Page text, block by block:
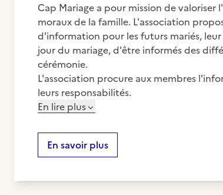
Cap Mariage a pour mission de
moraux de la famille. L'association
d'information pour les futurs mariés,
jour du mariage, d'être informés des
cérémonie.
L'association procure aux membres
leurs responsabilités.
En lire plus
En savoir plus